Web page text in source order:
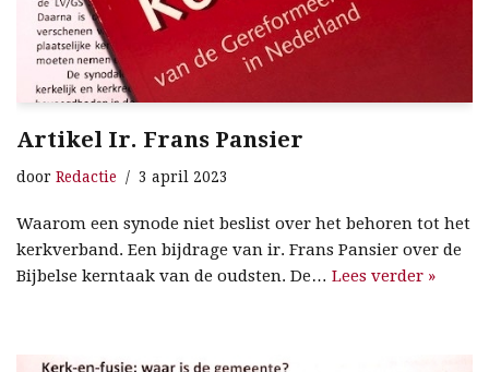
Artikel Ir. Frans Pansier
door Redactie 3 april 2023
Waarom een synode niet beslist over het behoren tot het
kerkverband. Een bijdrage van ir. Frans Pansier over de
Bijbelse kerntaak van de oudsten. De… Lees verder »